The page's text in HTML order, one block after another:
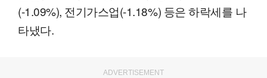
(-1.09%), 전기가스업(-1.18%) 등은 하락세를 나
타냈다.
ADVERTISEMENT